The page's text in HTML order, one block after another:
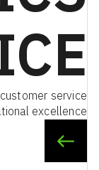
service
excellence.